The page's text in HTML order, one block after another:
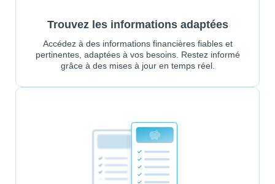
Trouvez les informations adaptées
Accédez à des informations financières fiables et
pertinentes, adaptées à vos besoins. Restez informé
grâce à des mises à jour en temps réel.